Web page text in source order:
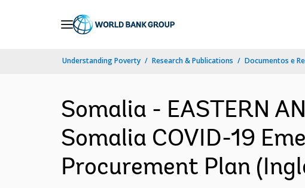
Understanding Poverty Research & Publications Documentos e
Somalia - EASTERN
Somalia COVID-19
Procurement Plan